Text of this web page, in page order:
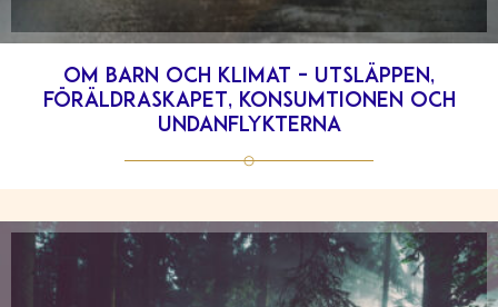
Om barn och klimat – utsläppen,
föräldraskapet, konsumtionen och
undanflykterna